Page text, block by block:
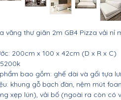
văng thư giãn 2m GB4 Pizza vải nỉ
200cm x 100 x 42cm (D x R x C)
bao gồm: ghế dài và gối tựa
khung gỗ bạch đàn, nệm mút
xẹp lún), vải bố (ngoài ra còn có